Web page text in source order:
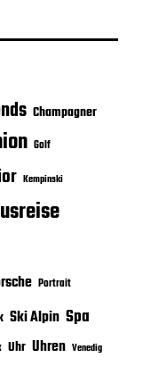
Champagner
Golf
Kempinski
Portrait
Ski Alpin Spa
Uhr Uhren Venedig